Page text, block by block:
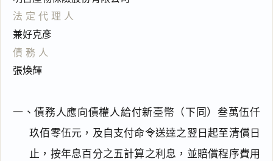
法定代理人
兼好克彥
債務人
張煥輝
一、債務人應向債權人給付新臺幣（下同）叁萬伍仟
玖佰零伍元，及自支付命令送達之翌日起至清償日
止，按年息百分之五計算之利息，並賠償程序費用